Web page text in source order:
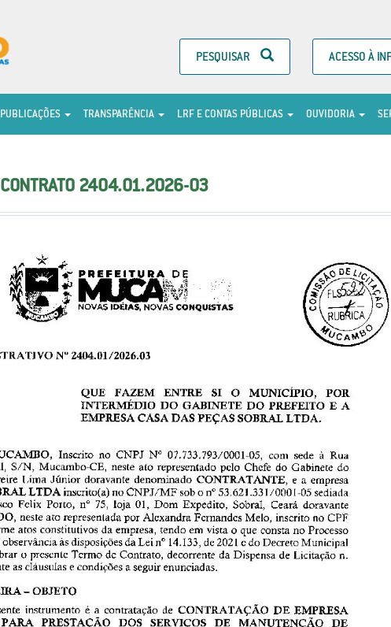
PESQUISAR ACESSO À
PUBLICAÇÕES TRANSPARÊNCIA LRF E CONTAS PÚBLICAS OUVIDORIA
CONTRATO 2404.01.2026-03